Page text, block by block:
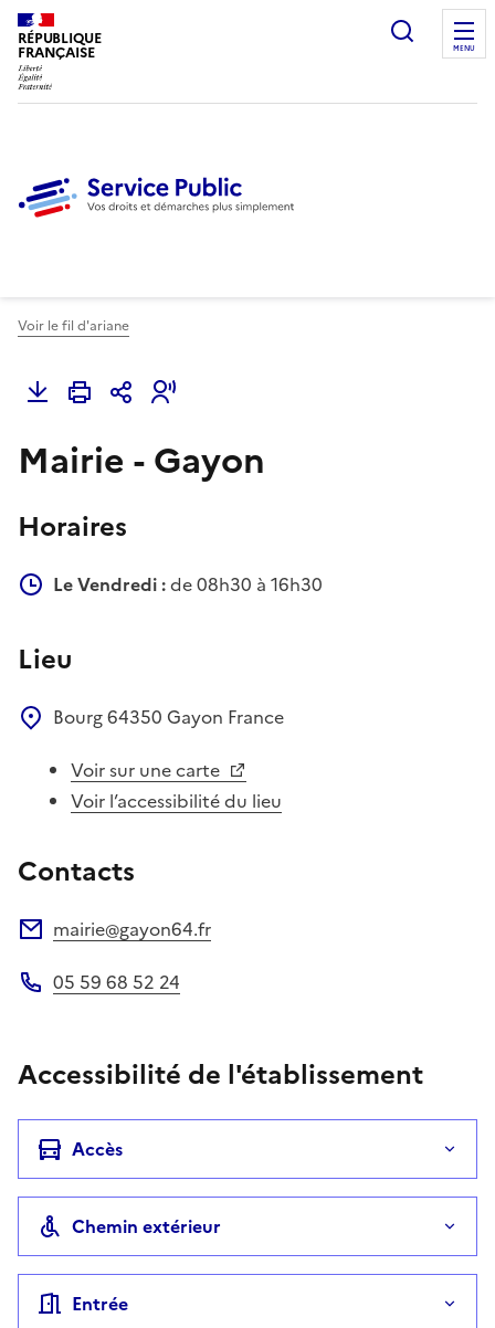
RÉPUBLIQUE
FRANÇAISE
Ouvrir
MENU
Voir le fil d'ariane
Mairie - Gayon
Horaires
Le Vendredi :de 08h30 à 16h30
Lieu
Bourg64350 Gayon France
Voir sur une carte
Voir l’accessibilité du lieu
Contacts
mairie@gayon64.fr
05 59 68 52 24
Accessibilité de l'établissement
Accès
Chemin extérieur
Entrée